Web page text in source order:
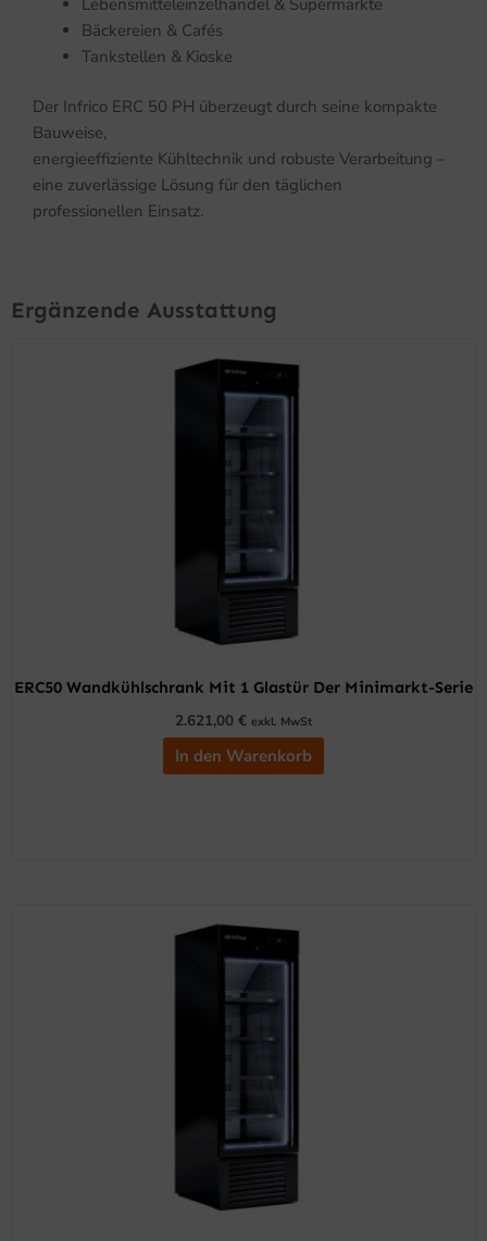
Bäckereien & Cafés
Tankstellen & Kioske
Der Infrico ERC 50 PH überzeugt durch seine kompakte
Bauweise,
energieeffiziente Kühltechnik und robuste Verarbeitung –
eine zuverlässige Lösung für den täglichen
professionellen Einsatz.
Ergänzende Ausstattung
ERC50 Wandkühlschrank Mit 1 Glastür Der Minimarkt-Serie
2.621,00 € exkl. MwSt
In den Warenkorb